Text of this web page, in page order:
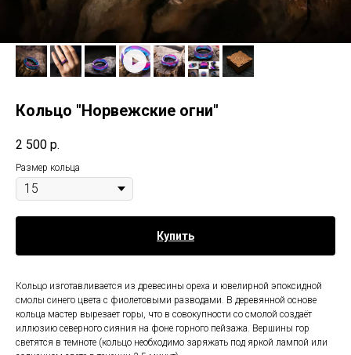
Кольцо "Норвежские огни"
2 500 р.
Размер кольца
Купить
Кольцо изготавливается из древесины ореха и ювелирной эпоксидной
смолы синего цвета с фиолетовыми разводами. В деревянной основе
кольца мастер вырезает горы, что в совокупности со смолой создаёт
иллюзию северного сияния на фоне горного пейзажа. Вершины гор
светятся в темноте (кольцо необходимо заряжать под яркой лампой или